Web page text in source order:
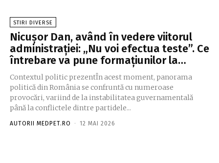
STIRI DIVERSE
Nicușor Dan, având în vedere viitorul
administrației: „Nu voi efectua teste”. Ce
întrebare va pune formațiunilor la…
Contextul politic prezentÎn acest moment, panorama
politică din România se confruntă cu numeroase
provocări, variind de la instabilitatea guvernamentală
până la conflictele dintre partidele...
AUTORII MEDPET.RO - 12 MAI 2026